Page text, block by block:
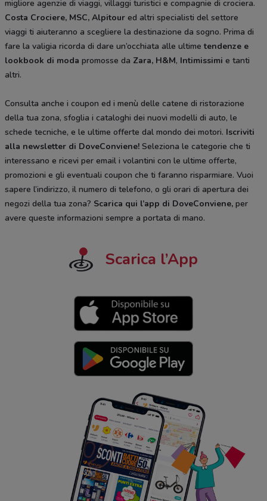
migliore agenzie di viaggi, villaggi turistici e compagnie di crociera.
Costa Crociere, MSC, Alpitour ed altri specialisti del settore
viaggi ti aiuteranno a scegliere la destinazione da sogno. Prima di
fare la valigia ricorda di dare un’occhiata alle ultimetendenze e
lookbook di moda promosse da Zara, H&M, Intimissimi e tanti
altri.
Consulta anche i coupon ed i menù delle catene di ristorazione
della tua zona, sfoglia i cataloghi dei nuovi modelli di auto, le
schede tecniche, e le ultime offerte dal mondo dei motori. Iscriviti
alla newsletter di DoveConviene! Seleziona le categorie che ti
interessano e ricevi per email i volantini con le ultime offerte,
promozioni e gli eventuali coupon che ti faranno risparmiare. Vuoi
sapere l’indirizzo, il numero di telefono, o gli orari di apertura dei
negozi della tua zona? Scarica qui l’app di DoveConviene, per
avere queste informazioni sempre a portata di mano.
Scarica l’App